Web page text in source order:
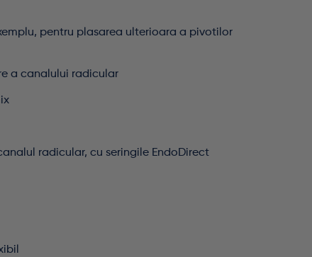
pentru plasarea ulterioara a pivotilor
a canalului radicular
radicular, cu seringile EndoDirect